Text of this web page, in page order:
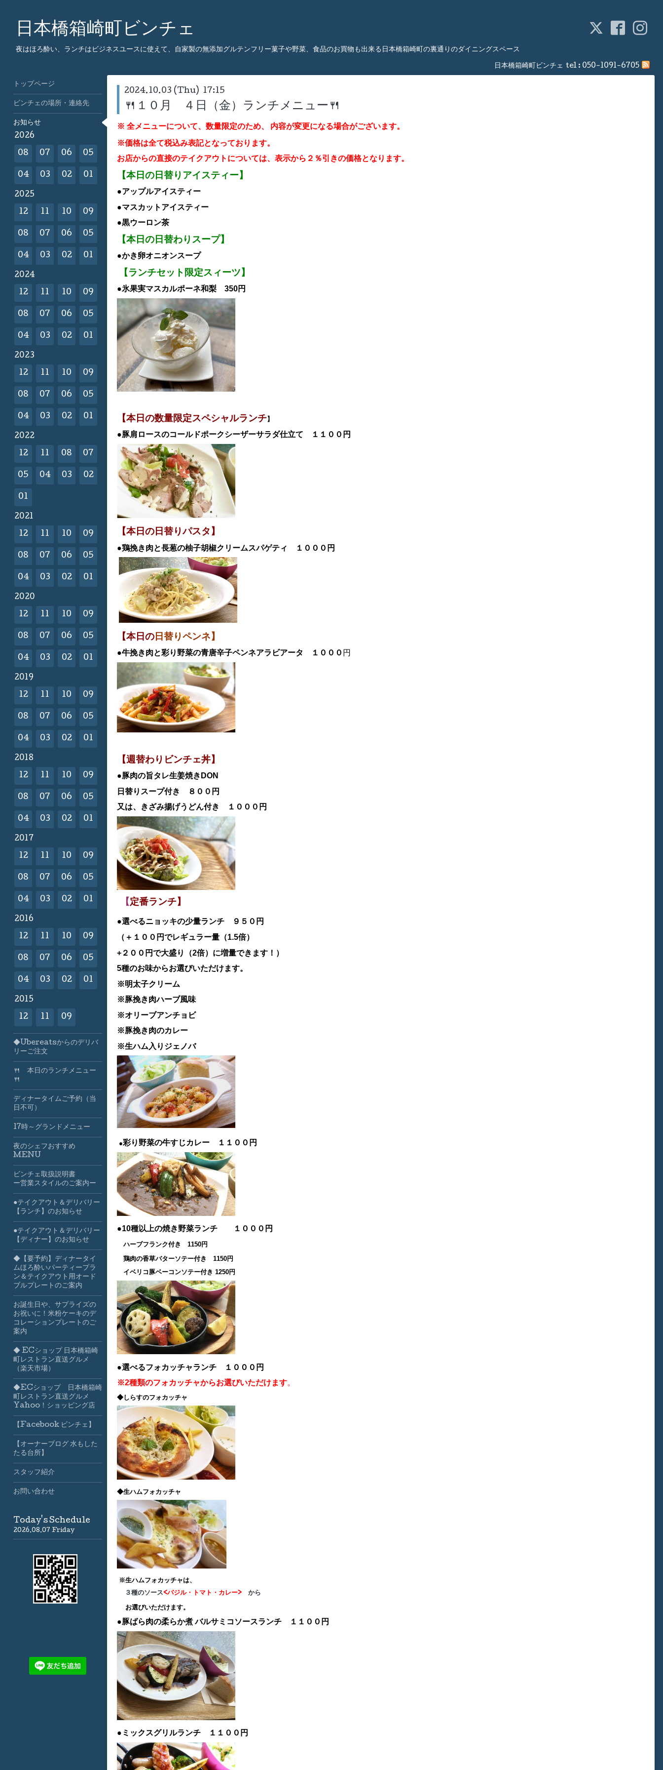
日本橋箱崎町ビンチェ
夜はほろ酔い、ランチはビジネスユースに使えて、自家製の無添加グルテンフリー菓子や野菜、食品のお買物も出来る日本橋箱崎町の裏通りのダイニングスペース
日本橋箱崎町ビンチェ tel : 050-1091-6705
2024.10.03 (Thu) 17:15
🍴１０月 ４日（金）ランチメニュー🍴
※ 全メニューについて、数量限定のため、
内容が変更になる場合がございます。
※価格は全て税込み表記となっております。
お店からの直接のテイクアウトについては、表示から２％引きの価格となります。
【本日の日替りアイスティー】
●アップルアイスティー
●マスカット アイスティー
●黒ウーロン茶
【本日の日替わりスープ】
●かき卵オニオンスープ
【ランチセット限定スィーツ】
●氷果実マスカルポーネ和梨 350円
【本日の数量限定スペシャルランチ】
●豚肩ロースのコールドポークシーザーサラダ仕立て １１００ 円
【本日の日替りパスタ】
●鶏挽き肉と長葱の柚子胡椒クリームスパゲティ １０００ 円
【本日の 日替りペンネ】
●牛挽き肉と彩り野菜の青唐辛子ペンネアラビアータ １０００ 円
【週替わりビンチェ丼】
●豚肉の旨タレ生姜焼き DON
日替りスープ付き ８００円
又は、きざみ揚げうどん付き １０００円
【定番ランチ】
●選べるニョッキの少量ランチ ９５０円
（＋１００円でレギュラー量（1.5倍）
+２００円で大盛り（2倍）に増量できます！）
5種のお味からお選びいただけます。
※明太子クリーム
※豚挽き肉ハーブ風味
※オリーブアンチョビ
※豚挽き肉のカレー
※生ハム入りジェノバ
●彩り野菜の牛すじカレー １１００円
●10種以上の焼き野菜ランチ １０００円
ハーブフランク付き 1150円
鶏肉の香草バターソテー付き 1150円
イベリコ豚ベーコンソテー付き 1250円
●選べるフォカッチャランチ １０００円
※2種類のフォカッチャからお選びいただけます。
◆しらすのフォカッチャ
◆生ハムフォカッチャ
※生ハムフォカッチャは、
３種のソース<バジル・トマト・カレー> から
お選びいただけます。
●豚ばら肉の柔らか煮バルサミコソースランチ １１００円
●ミックスグリルランチ １１００円
トップページ
ビンチェの場所・連絡先
お知らせ
2026
08 07 06 05
04 03 02 01
2025
12 11 10 09
08 07 06 05
04 03 02 01
2024
12 11 10 09
08 07 06 05
04 03 02 01
2023
12 11 10 09
08 07 06 05
04 03 02 01
2022
12 11 08 07
05 04 03 02
01
2021
12 11 10 09
08 07 06 05
04 03 02 01
2020
12 11 10 09
08 07 06 05
04 03 02 01
2019
12 11 10 09
08 07 06 05
04 03 02 01
2018
12 11 10 09
08 07 06 05
04 03 02 01
2017
12 11 10 09
08 07 06 05
04 03 02 01
2016
12 11 10 09
08 07 06 05
04 03 02 01
2015
12 11 09
◆Ubereatsからのデリバ
リーご注文
🍴 本日のランチメニュー
🍴
ディナータイムご予約（当
日不可）
17時～グランドメニュー
夜のシェフおすすめ
MENU
ビンチェ取扱説明書
ー営業スタイルのご案内ー
●テイクアウト＆デリバリー
【ランチ】のお知らせ
●テイクアウト＆デリバリー
【ディナー】のお知らせ
◆【要予約】ディナータイ
ムほろ酔いパーティープラ
ン＆テイクアウト用オード
ブルプレートのご案内
お誕生日や、サプライズの
お祝いに！米粉ケーキのデ
コレーションプレートのご
案内
◆ ECショップ 日本橋箱崎
町レストラン直送グルメ
（楽天市場）
◆ECショップ 日本橋箱崎
町レストラン直送グルメ
Yahoo！ショッピング店
【Facebook ビンチェ】
【オーナーブログ 水もした
たる台所】
スタッフ紹介
お問い合わせ
Today's Schedule
2026.08.07 Friday